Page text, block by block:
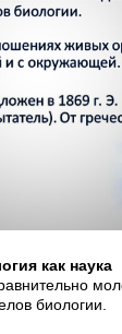
как наука
биологии.